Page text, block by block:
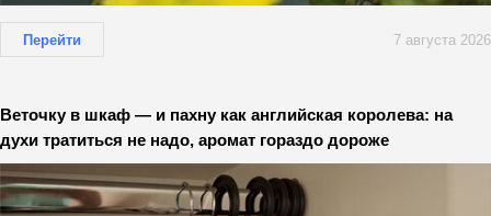
Перейти 7 августа 2026
Веточку в шкаф — и пахну как английская королева: на
духи тратиться не надо, аромат гораздо дороже